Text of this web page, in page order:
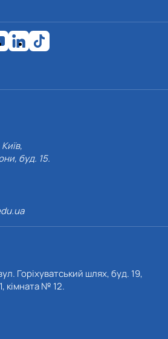
буд. 15.
Горіхуватський шлях, буд. 19,
кімната № 12.